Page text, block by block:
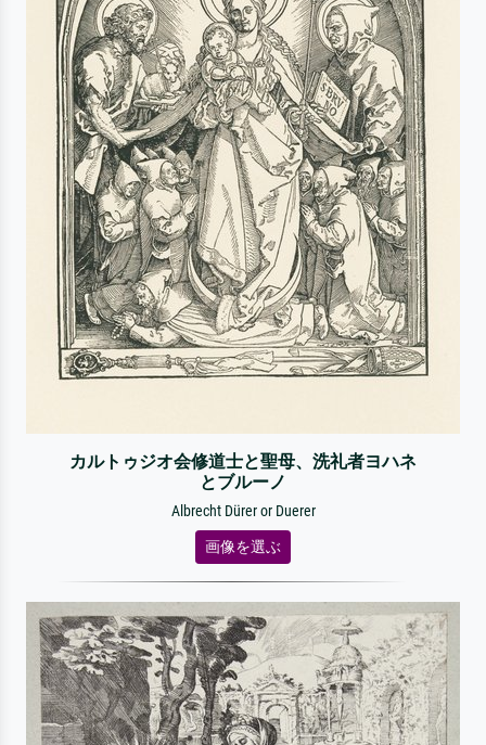
カルトゥジオ会修道士と聖母、洗礼者ヨハネ
とブルーノ
Albrecht Dürer or Duerer
画像を選ぶ